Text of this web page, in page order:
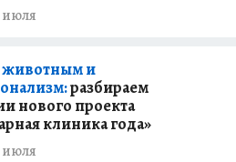
июля
и
разбираем
нового проекта
клиника года»
июля